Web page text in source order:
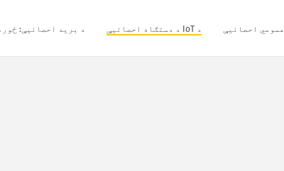
عمومي احصائیې د IoT د دستګاه احصائیې د برید احصائیې: